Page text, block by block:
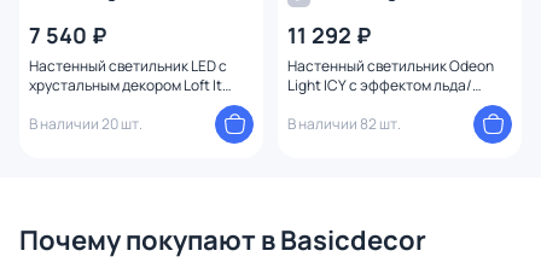
7 540 ₽
Настенный светильник LED с
хрустальным декором Loft It
В наличии 20 шт.
11 292 ₽
Настенный светильник Odeon
Light ICY с эффектом льда/
3000K 4313/9WL
В наличии 82 шт.
Почему покупают в Basicdecor